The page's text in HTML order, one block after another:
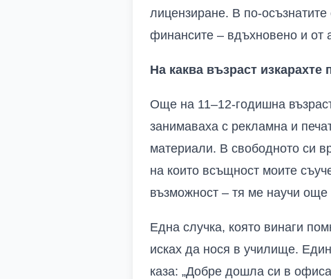
лицензиране. В по-
финансите – вдъхновено и от
На каква възраст
Още на 11–12-годишна
занимаваха с рекламна и
материали. В свободното си
на които всъщност моите
възможност – тя ме научи
Една случка, която винаги
исках да нося в училище.
каза: „Добре дошла си в